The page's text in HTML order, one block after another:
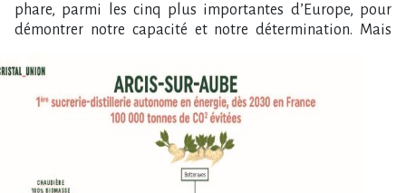
phare, parmi les cinq plus importantes d’Europe, pour
démontrer notre capacité et notre détermination. Mais